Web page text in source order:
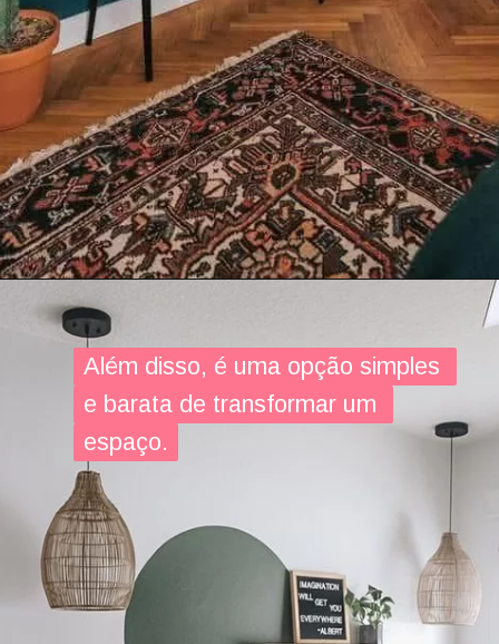
Além disso, é uma opção simples
e barata de transformar um
espaço.
Além disso, é uma opção simples
e barata de transformar um
espaço.